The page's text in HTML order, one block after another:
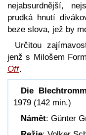
nejabsurdnější,
prudká hnutí
beze slova, jež by
Určitou
jenž s Milošem
Off.
Die
1979 (142 min.)
Námět: Günter